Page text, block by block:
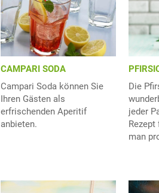
CAMPARI SODA
Campari Soda können Sie
Ihren Gästen als
erfrischenden Aperitif
anbieten.
Die
jeder
man